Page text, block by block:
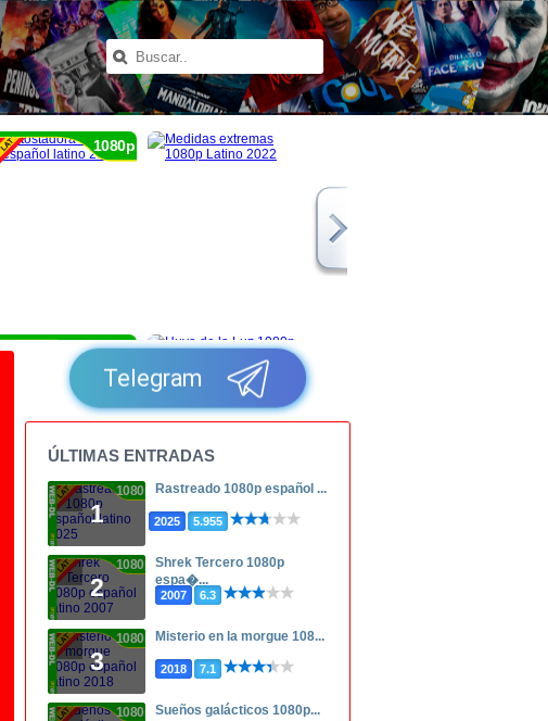
1080p
1080p
Telegram
ÚLTIMAS ENTRADAS
1
1080p Rastreado 1080p español ...
2025 5.955
2
1080p
Shrek Tercero 1080p
espa�...
2007 6.3
3
1080p Misterio en la morgue 108...
2018 7.1
1080p Sueños galácticos 1080p...